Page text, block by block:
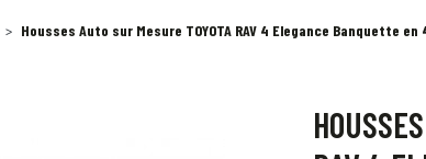
Housses Auto sur Mesure TOYOTA RAV 4 Elegance Banquette en